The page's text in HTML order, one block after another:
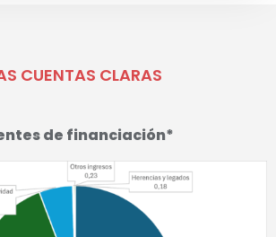
CUENTAS CLARAS
de financiación*